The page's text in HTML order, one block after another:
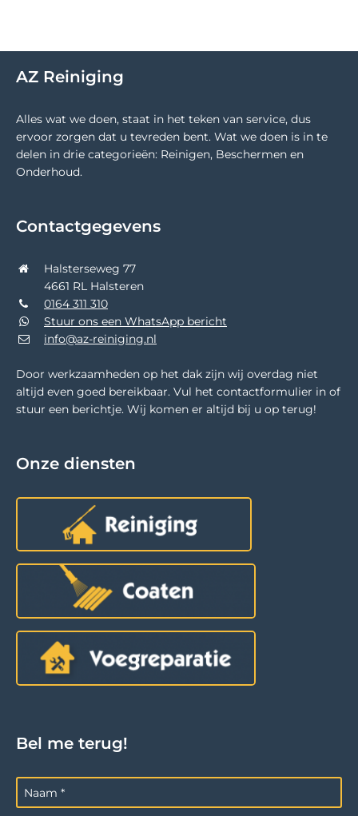
AZ Reiniging
Alles wat we doen, staat in het teken van service, dus
ervoor zorgen dat u tevreden bent. Wat we doen is in te
delen in drie categorieën: Reinigen, Beschermen en
Onderhoud.
Contactgegevens
Halsterseweg 77
4661 RL Halsteren
0164 311 310
Stuur ons een WhatsApp bericht
info@az-reiniging.nl
Door werkzaamheden op het dak zijn wij overdag niet
altijd even goed bereikbaar. Vul het contactformulier in of
stuur een berichtje. Wij komen er altijd bij u op terug!
Onze diensten
Bel me terug!